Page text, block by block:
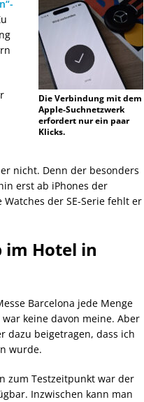
Die Verbindung mit dem
Apple-Suchnetzwerk
erfordert nur ein paar
Klicks.
nicht. Denn der besonders
erst ab iPhones der
der SE-Serie fehlt er
im Hotel in
Barcelona jede Menge
keine davon meine. Aber
dazu beigetragen, dass ich
wurde.
zum Testzeitpunkt war der
Inzwischen kann man